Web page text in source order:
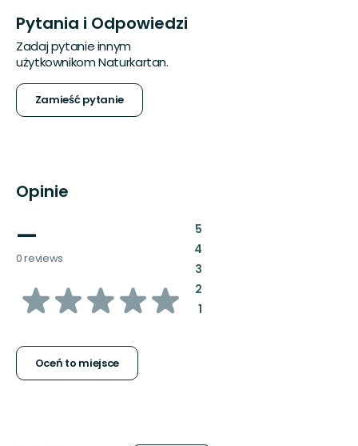
Pytania i Odpowiedzi
Zadaj pytanie innym
użytkownikom Naturkartan.
Zamieść pytanie
Opinie
—
0 reviews
z
gwiazdek
Oceń to miejsce
5:
4:
3:
2:
1: